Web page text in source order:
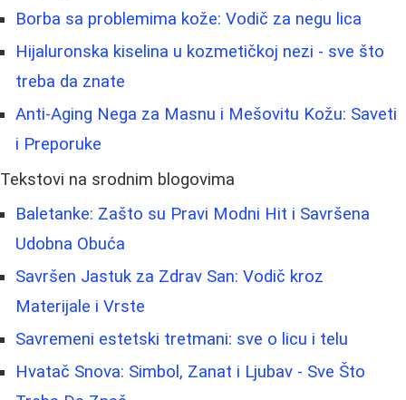
Borba sa problemima kože: Vodič za negu lica
Hijaluronska kiselina u kozmetičkoj nezi - sve što
treba da znate
Anti-Aging Nega za Masnu i Mešovitu Kožu: Saveti
i Preporuke
Tekstovi na srodnim blogovima
Baletanke: Zašto su Pravi Modni Hit i Savršena
Udobna Obuća
Savršen Jastuk za Zdrav San: Vodič kroz
Materijale i Vrste
Savremeni estetski tretmani: sve o licu i telu
Hvatač Snova: Simbol, Zanat i Ljubav - Sve Što